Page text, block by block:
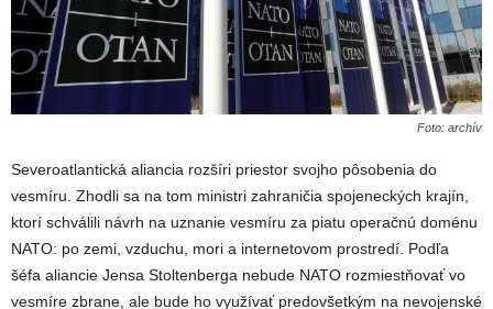
Foto: archív
Severoatlantická aliancia rozšíri priestor svojho pôsobenia do
vesmíru. Zhodli sa na tom ministri zahraničia spojeneckých krajín,
ktorí schválili návrh na uznanie vesmíru za piatu operačnú doménu
NATO: po zemi, vzduchu, mori a internetovom prostredí. Podľa
šéfa aliancie Jensa Stoltenberga nebude NATO rozmiestňovať vo
vesmíre zbrane, ale bude ho využívať predovšetkým na nevojenské